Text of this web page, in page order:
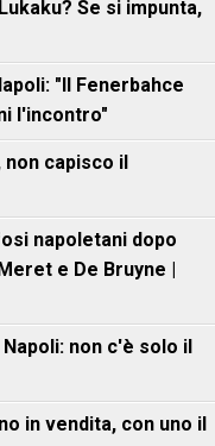
Se si impunta,
"Il Fenerbahce
l'incontro"
non capisco il
napoletani dopo
e De Bruyne |
non c'è solo il
in vendita, con uno il